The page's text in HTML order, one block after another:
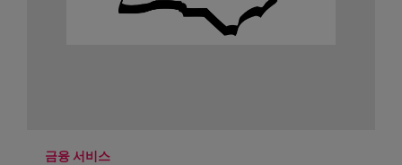
금융 서비스